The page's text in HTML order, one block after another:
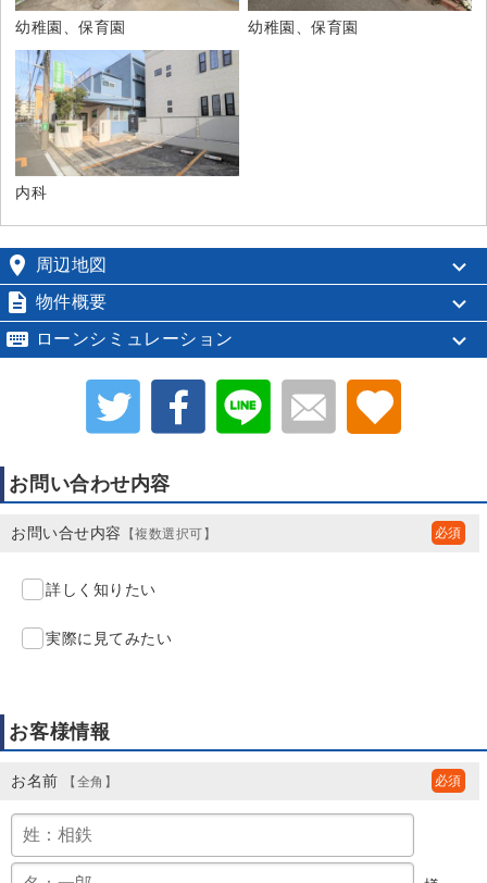
幼稚園、保育園 幼稚園、保育園
内科
 周辺地図
 物件概要
 ローンシミュレーション
お問い合わせ内容
お問い合せ内容 【複数選択可】
詳しく知りたい
実際に見てみたい
お客様情報
お名前 【全角】